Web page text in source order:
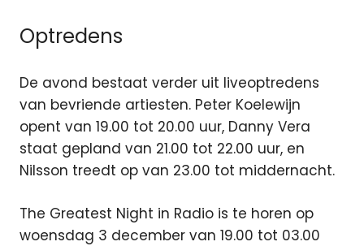
Optredens
De avond bestaat verder uit liveoptredens
van bevriende artiesten. Peter Koelewijn
opent van 19.00 tot 20.00 uur, Danny Vera
staat gepland van 21.00 tot 22.00 uur, en
Nilsson treedt op van 23.00 tot middernacht.
The Greatest Night in Radio is te horen op
woensdag 3 december van 19.00 tot 03.00